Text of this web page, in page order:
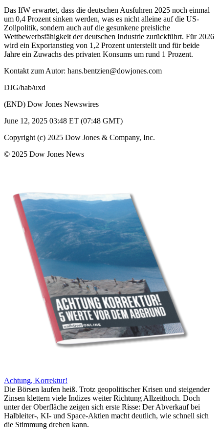
Das IfW erwartet, dass die deutschen Ausfuhren 2025 noch einmal
um 0,4 Prozent sinken werden, was es nicht alleine auf die US-
Zollpolitik, sondern auch auf die gesunkene preisliche
Wettbewerbsfähigkeit der deutschen Industrie zurückführt. Für 2026
wird ein Exportanstieg von 1,2 Prozent unterstellt und für beide
Jahre ein Zuwachs des privaten Konsums um rund 1 Prozent.
Kontakt zum Autor: hans.bentzien@dowjones.com
DJG/hab/uxd
(END) Dow Jones Newswires
June 12, 2025 03:48 ET (07:48 GMT)
Copyright (c) 2025 Dow Jones & Company, Inc.
© 2025 Dow Jones News
Achtung, Korrektur!
Die Börsen laufen heiß. Trotz geopolitischer Krisen und steigender
Zinsen klettern viele Indizes weiter Richtung Allzeithoch. Doch
unter der Oberfläche zeigen sich erste Risse: Der Abverkauf bei
Halbleiter-, KI- und Space-Aktien macht deutlich, wie schnell sich
die Stimmung drehen kann.